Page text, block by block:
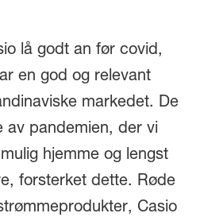
lå godt an før covid,
en god og relevant
markedet. De
av pandemien, der vi
hjemme og lengst
forsterket dette. Røde
Casio